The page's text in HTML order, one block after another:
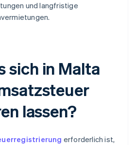
und langfristige
sich in Malta
lassen?
erforderlich ist,